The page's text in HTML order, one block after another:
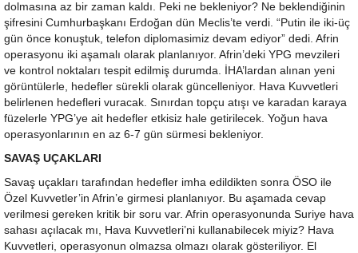
dolmasına az bir zaman kaldı. Peki ne bekleniyor? Ne beklendiğinin
şifresini Cumhurbaşkanı Erdoğan dün Meclis’te verdi. “Putin ile iki-üç
gün önce konuştuk, telefon diplomasimiz devam ediyor” dedi. Afrin
operasyonu iki aşamalı olarak planlanıyor. Afrin’deki YPG mevzileri
ve kontrol noktaları tespit edilmiş durumda. İHA’lardan alınan yeni
görüntülerle, hedefler sürekli olarak güncelleniyor. Hava Kuvvetleri
belirlenen hedefleri vuracak. Sınırdan topçu atışı ve karadan karaya
füzelerle YPG’ye ait hedefler etkisiz hale getirilecek. Yoğun hava
operasyonlarının en az 6-7 gün sürmesi bekleniyor.
SAVAŞ UÇAKLARI
Savaş uçakları tarafından hedefler imha edildikten sonra ÖSO ile
Özel Kuvvetler’in Afrin’e girmesi planlanıyor. Bu aşamada cevap
verilmesi gereken kritik bir soru var. Afrin operasyonunda Suriye hava
sahası açılacak mı, Hava Kuvvetleri’ni kullanabilecek miyiz? Hava
Kuvvetleri, operasyonun olmazsa olmazı olarak gösteriliyor. El